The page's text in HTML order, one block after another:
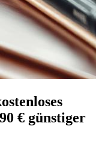
€ günstiger